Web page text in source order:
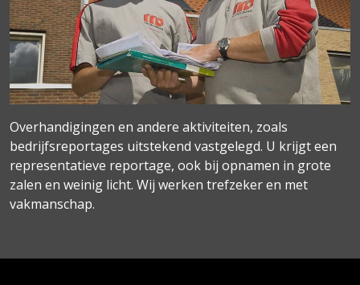
Overhandigingen en andere aktiviteiten, zoals
bedrijfsreportages uitstekend vastgelegd. U krijgt een
representatieve reportage, ook bij opnamen in grote
zalen en weinig licht. Wij werken trefzeker en met
vakmanschap.